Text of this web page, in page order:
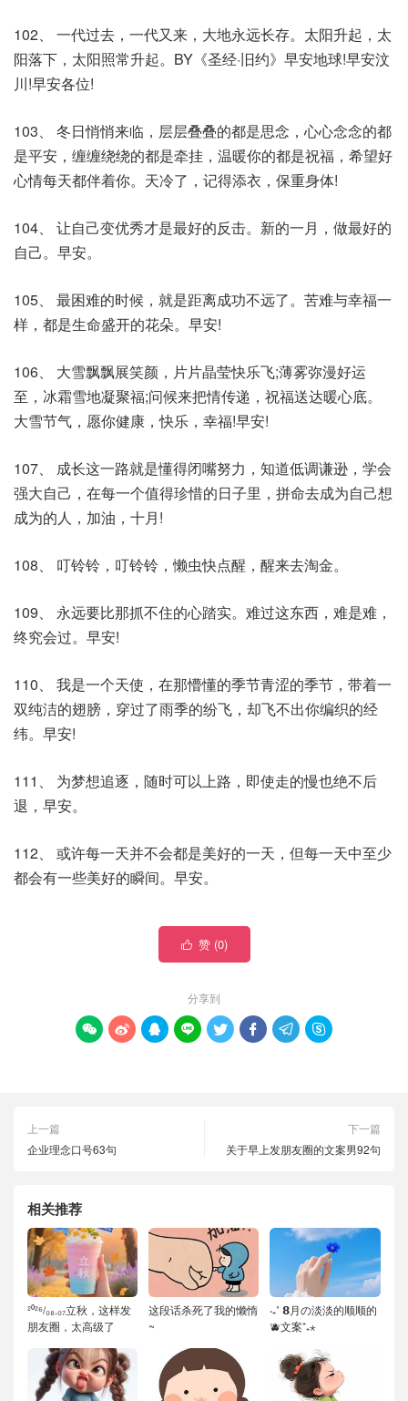
102、 一代过去，一代又来，大地永远长存。太阳升起，太
阳落下，太阳照常升起。BY《圣经·旧约》早安地球!早安汶
川!早安各位!
103、 冬日悄悄来临，层层叠叠的都是思念，心心念念的都
是平安，缠缠绕绕的都是牵挂，温暖你的都是祝福，希望好
心情每天都伴着你。天冷了，记得添衣，保重身体!
104、 让自己变优秀才是最好的反击。新的一月，做最好的
自己。早安。
105、 最困难的时候，就是距离成功不远了。苦难与幸福一
样，都是生命盛开的花朵。早安!
106、 大雪飘飘展笑颜，片片晶莹快乐飞;薄雾弥漫好运
至，冰霜雪地凝聚福;问候来把情传递，祝福送达暖心底。
大雪节气，愿你健康，快乐，幸福!早安!
107、 成长这一路就是懂得闭嘴努力，知道低调谦逊，学会
强大自己，在每一个值得珍惜的日子里，拼命去成为自己想
成为的人，加油，十月!
108、 叮铃铃，叮铃铃，懒虫快点醒，醒来去淘金。
109、 永远要比那抓不住的心踏实。难过这东西，难是难，
终究会过。早安!
110、 我是一个天使，在那懵懂的季节青涩的季节，带着一
双纯洁的翅膀，穿过了雨季的纷飞，却飞不出你编织的经
纬。早安!
111、 为梦想追逐，随时可以上路，即使走的慢也绝不后
退，早安。
112、 或许每一天并不会都是美好的一天，但每一天中至少
都会有一些美好的瞬间。早安。
 赞 (0)
分享到
       
上一篇
企业理念口号63句
下一篇
关于早上发朋友圈的文案男92句
相关推荐
²⁰²⁶/₀₈.₀₇立秋，这样发
朋友圈，太高级了
这段话杀死了我的懒惰
~
‧₊˚ 𝟴月の淡淡的顺顺的
🫐文案⁺₊⋆